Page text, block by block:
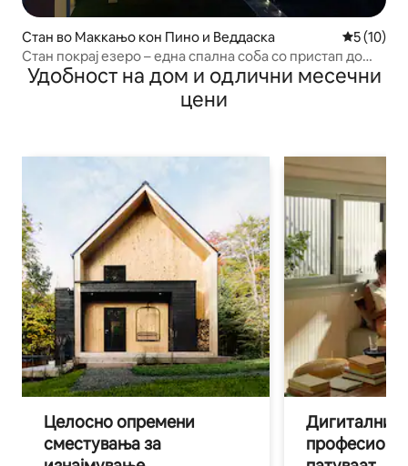
Стан во Маккањо кон Пино и Веддаска Просечна
5 (10)
Стан покрај езеро – една спална соба со пристап до
базен
Удобност на дом и одлични месечни
цени
Целосно опремени
сместувања за
Дигитални